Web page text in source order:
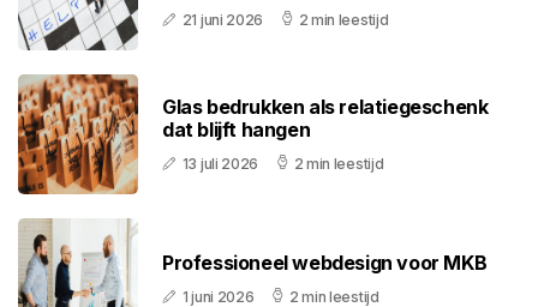
21 juni 2026 2 min leestijd
Glas bedrukken als relatiegeschenk
dat blijft hangen
13 juli 2026 2 min leestijd
Professioneel webdesign voor MKB
1 juni 2026 2 min leestijd